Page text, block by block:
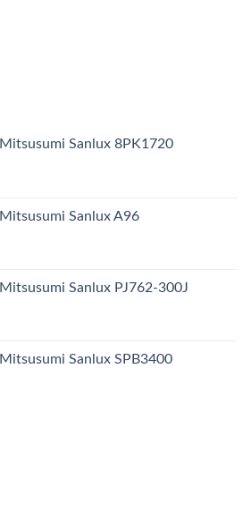
Sanlux 8PK1720
Sanlux A96
Sanlux PJ762-300J
Sanlux SPB3400